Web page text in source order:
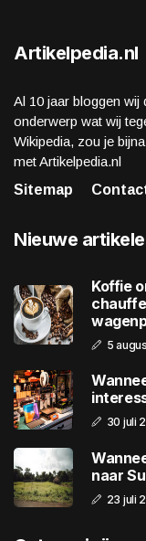
Artikelpedia.nl
Al 10 jaar bloggen wij
onderwerp wat wij
Wikipedia, zou je
met Artikelpedia.nl
Sitemap
Nieuwe
Koffie
5
30 juli
naar
23 juli